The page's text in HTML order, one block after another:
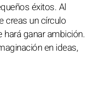
éxitos. Al
creas un círculo
ganar ambición.
en ideas,